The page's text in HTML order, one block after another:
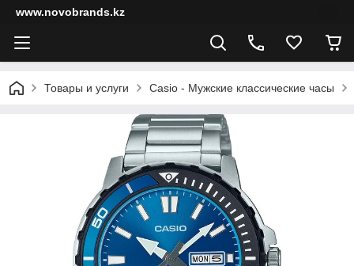
www.novobrands.kz
Товары и услуги Casio - Мужские классические часы